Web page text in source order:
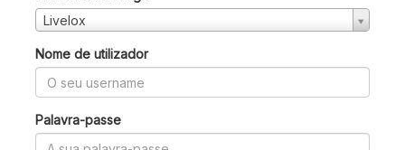
Livelox
Nome de utilizador
Palavra-passe